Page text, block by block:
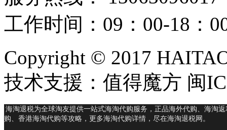
工作时间：09：00-18：
Copyright © 2017
技术支援：值得魔方 闽
海淘退税为全球淘友提供一站式海淘代购服务，正品海外代购、海淘
购、香港海淘代购等攻略，更多海淘代购详情，尽在海淘退税网。